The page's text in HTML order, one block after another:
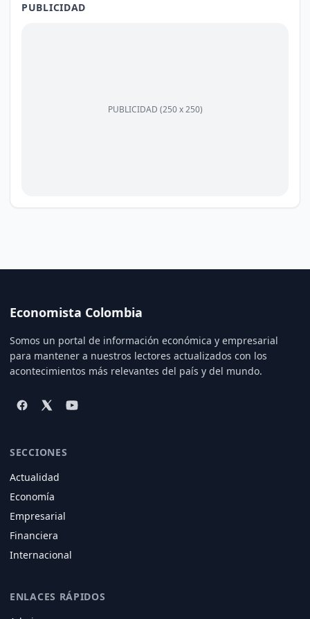
PUBLICIDAD
PUBLICIDAD (250 x 250)
Economista Colombia
Somos un portal de información económica y empresarial
para mantener a nuestros lectores actualizados con los
acontecimientos más relevantes del país y del mundo.
SECCIONES
Actualidad
Economía
Empresarial
Financiera
Internacional
ENLACES RÁPIDOS